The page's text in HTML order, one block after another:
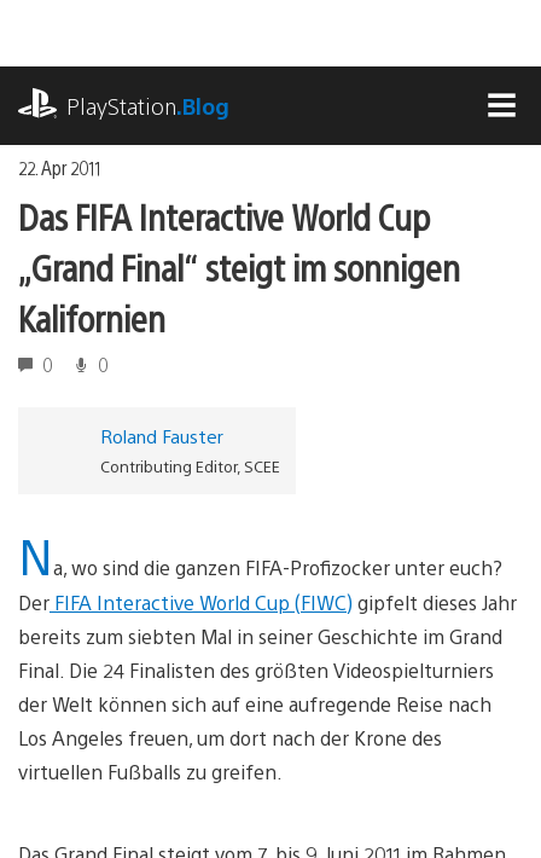
springen
PlayStation.Blog
22. Apr 2011
Das FIFA Interactive World Cup
„Grand Final“ steigt im sonnigen
Kalifornien
0 0
Roland Fauster
Contributing Editor, SCEE
Na, wo sind die ganzen FIFA-Profizocker unter euch?
Der FIFA Interactive World Cup (FIWC) gipfelt dieses Jahr
bereits zum siebten Mal in seiner Geschichte im Grand
Final. Die 24 Finalisten des größten Videospielturniers
der Welt können sich auf eine aufregende Reise nach
Los Angeles freuen, um dort nach der Krone des
virtuellen Fußballs zu greifen.